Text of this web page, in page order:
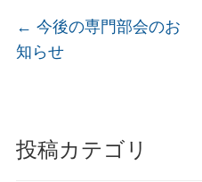
投稿カテゴリ
← 今後の専門部会のお
知らせ